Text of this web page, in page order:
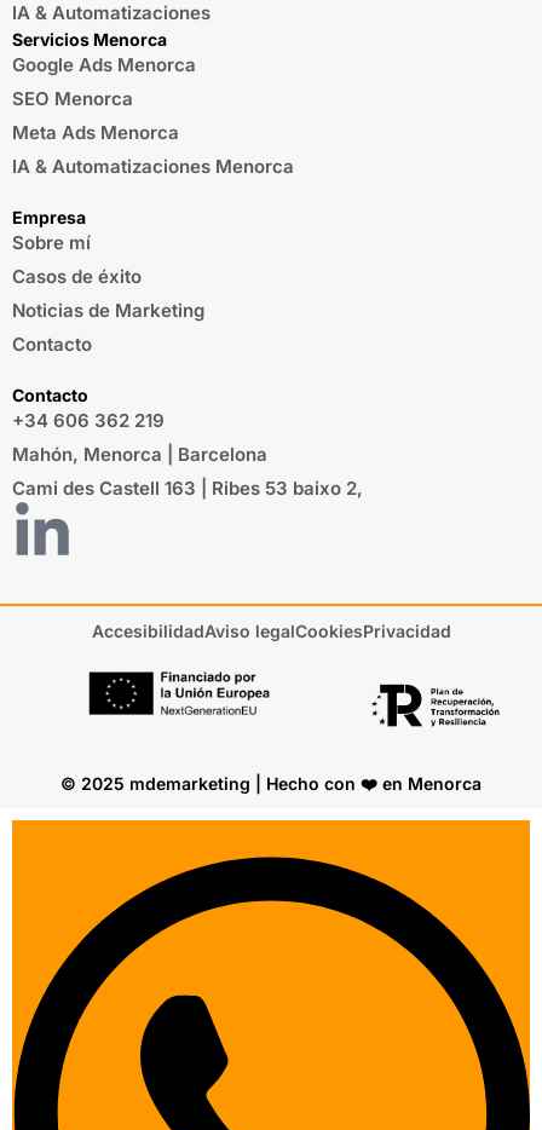
IA & Automatizaciones
Servicios Menorca
Google Ads Menorca
SEO Menorca
Meta Ads Menorca
IA & Automatizaciones Menorca
Empresa
Sobre mí
Casos de éxito
Noticias de Marketing
Contacto
Contacto
+34 606 362 219
Mahón, Menorca | Barcelona
Cami des Castell 163 | Ribes 53 baixo 2,
© 2025 mdemarketing | Hecho con ❤️ en Menorca
AccesibilidadAviso legalCookiesPrivacidad